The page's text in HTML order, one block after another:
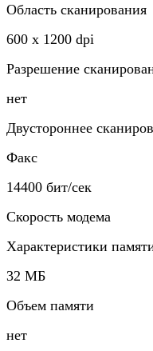
Область сканирования
600 x 1200 dpi
Разрешение
нет
Двустороннее
Факс
14400 бит/сек
Скорость модема
Характеристики
32 МБ
Объем памяти
нет